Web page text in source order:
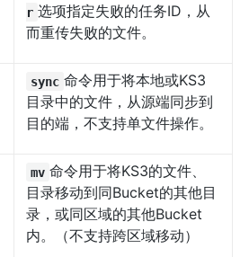
r 选项指定失败的任务ID，从
而重传失败的文件。
sync 命令用于将本地或KS3
目录中的文件，从源端同步到
目的端，不支持单文件操作。
mv 命令用于将KS3的文件、
目录移动到同Bucket的其他目
录，或同区域的其他Bucket
内。（不支持跨区域移动）